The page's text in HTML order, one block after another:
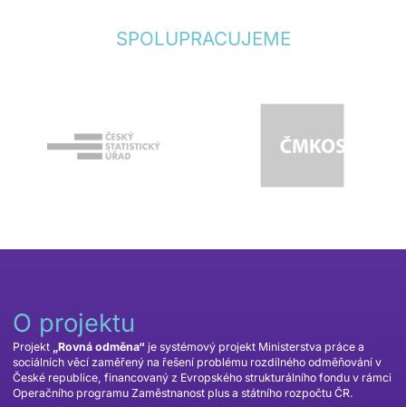
SPOLUPRACUJEME
O projektu
Projekt „Rovná odměna“ je systémový projekt Ministerstva práce a
sociálních věcí zaměřený na řešení problému rozdílného odměňování v
České republice, financovaný z Evropského strukturálního fondu v rámci
Operačního programu Zaměstnanost plus a státního rozpočtu ČR.